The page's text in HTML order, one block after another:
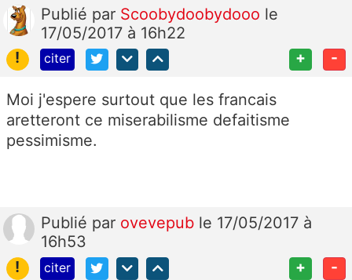
Publié par Scoobydoobydooo le
17/05/2017 à 16h22
!
citer + -
Moi j'espere surtout que les francais
aretteront ce miserabilisme defaitisme
pessimisme.
Publié par ovevepub le 17/05/2017 à
16h53
!
citer + -